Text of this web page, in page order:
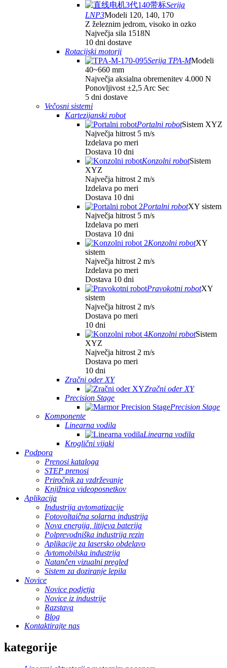
Serija
LNP3Modeli 120, 140, 170
Z železnim jedrom, visoko in ozko
Največja sila 1518N
10 dni dostave
Rotacijski motorji
Serija TPA-MModeli
40~660 mm
Največja aksialna obremenitev 4.000 N
Ponovljivost ±2,5 Arc Sec
5 dni dostave
Večosni sistemi
Kartezijanski robot
Portalni robotSistem XYZ
Največja hitrost 5 m/s
Izdelava po meri
Dostava 10 dni
Konzolni robotSistem
XYZ
Največja hitrost 2 m/s
Izdelava po meri
Dostava 10 dni
Portalni robotXY sistem
Največja hitrost 5 m/s
Izdelava po meri
Dostava 10 dni
Konzolni robotXY
sistem
Največja hitrost 2 m/s
Izdelava po meri
Dostava 10 dni
Pravokotni robotXY
sistem
Največja hitrost 2 m/s
Dostava po meri
10 dni
Konzolni robotSistem
XYZ
Največja hitrost 2 m/s
Dostava po meri
10 dni
Zračni oder XY
Zračni oder XY
Precision Stage
Precision Stage
Komponente
Linearna vodila
Linearna vodila
Kroglični vijaki
Podpora
Prenosi kataloga
STEP prenosi
Priročnik za vzdrževanje
Knjižnica videoposnetkov
Aplikacija
Industrija avtomatizacije
Fotovoltaična solarna industrija
Nova energija, litijeva baterija
Polprevodniška industrija rezin
Aplikacije za lasersko obdelavo
Avtomobilska industrija
Natančen vizualni pregled
Sistem za doziranje lepila
Novice
Novice podjetja
Novice iz industrije
Razstava
Blog
Kontaktirajte nas
kategorije